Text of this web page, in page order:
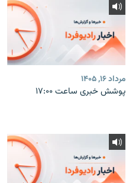
مرداد ۱۶, ۱۴۰۵
پوشش خبری ساعت ۱۷:۰۰